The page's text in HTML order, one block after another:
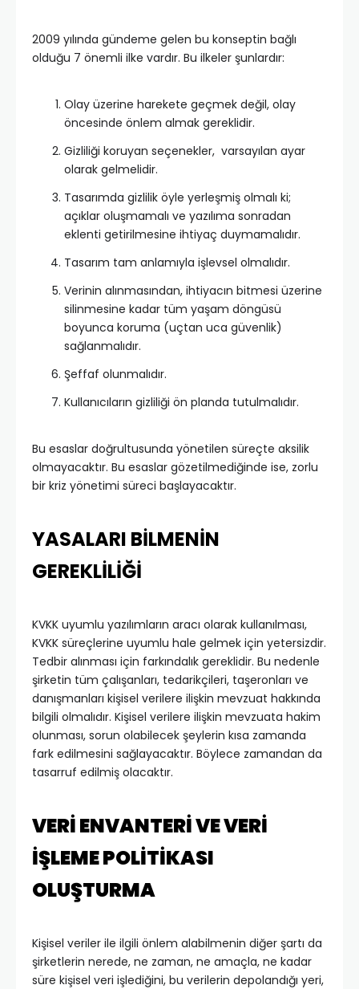
2009 yılında gündeme gelen bu konseptin bağlı
olduğu 7 önemli ilke vardır. Bu ilkeler şunlardır:
Olay üzerine harekete geçmek değil, olay
öncesinde önlem almak gereklidir.
Gizliliği koruyan seçenekler, varsayılan ayar
olarak gelmelidir.
Tasarımda gizlilik öyle yerleşmiş olmalı ki;
açıklar oluşmamalı ve yazılıma sonradan
eklenti getirilmesine ihtiyaç duymamalıdır.
Tasarım tam anlamıyla işlevsel olmalıdır.
Verinin alınmasından, ihtiyacın bitmesi üzerine
silinmesine kadar tüm yaşam döngüsü
boyunca koruma (uçtan uca güvenlik)
sağlanmalıdır.
Şeffaf olunmalıdır.
Kullanıcıların gizliliği ön planda tutulmalıdır.
Bu esaslar doğrultusunda yönetilen süreçte aksilik
olmayacaktır. Bu esaslar gözetilmediğinde ise, zorlu
bir kriz yönetimi süreci başlayacaktır.
YASALARI BİLMENİN
GEREKLİLİĞİ
KVKK uyumlu yazılımların aracı olarak kullanılması,
KVKK süreçlerine uyumlu hale gelmek için yetersizdir.
Tedbir alınması için farkındalık gereklidir. Bu nedenle
şirketin tüm çalışanları, tedarikçileri, taşeronları ve
danışmanları kişisel verilere ilişkin mevzuat hakkında
bilgili olmalıdır. Kişisel verilere ilişkin mevzuata hakim
olunması, sorun olabilecek şeylerin kısa zamanda
fark edilmesini sağlayacaktır. Böylece zamandan da
tasarruf edilmiş olacaktır.
VERİ ENVANTERİ VE VERİ
İŞLEME POLİTİKASI
OLUŞTURMA
Kişisel veriler ile ilgili önlem alabilmenin diğer şartı da
şirketlerin nerede, ne zaman, ne amaçla, ne kadar
süre kişisel veri işlediğini, bu verilerin depolandığı yeri,